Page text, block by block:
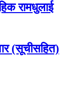
रामधुलाई
(सूचीसहित)